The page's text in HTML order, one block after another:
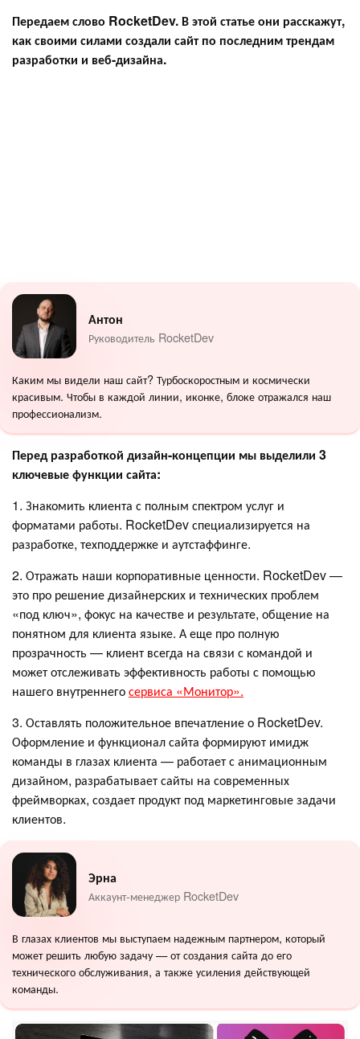
Передаем слово RocketDev. В этой статье они расскажут,
как своими силами создали сайт по последним трендам
разработки и веб-дизайна.
Антон
Руководитель RocketDev
Каким мы видели наш сайт? Турбоскоростным и космически
красивым. Чтобы в каждой линии, иконке, блоке отражался наш
профессионализм.
Перед разработкой дизайн-концепции мы выделили 3
ключевые функции сайта:
1. Знакомить клиента с полным спектром услуг и
форматами работы. RocketDev специализируется на
разработке, техподдержке и аутстаффинге.
2. Отражать наши корпоративные ценности. RocketDev —
это про решение дизайнерских и технических проблем
«под ключ», фокус на качестве и результате, общение на
понятном для клиента языке. А еще про полную
прозрачность — клиент всегда на связи с командой и
может отслеживать эффективность работы с помощью
нашего внутреннегосервиса «Монитор».
3. Оставлять положительное впечатление о RocketDev.
Оформление и функционал сайта формируют имидж
команды в глазах клиента — работает с анимационным
дизайном, разрабатывает сайты на современных
фреймворках, создает продукт под маркетинговые задачи
клиентов.
Эрна
Аккаунт-менеджер RocketDev
В глазах клиентов мы выступаем надежным партнером, который
может решить любую задачу — от создания сайта до его
технического обслуживания, а также усиления действующей
команды.